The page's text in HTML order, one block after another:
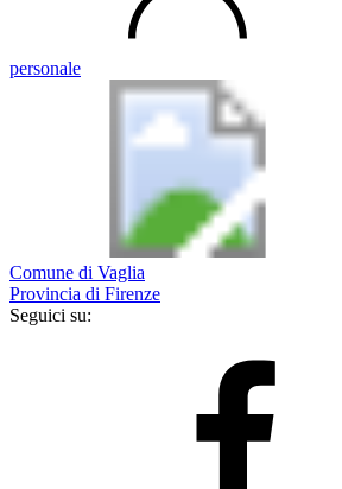
personale
Comune di Vaglia
Provincia di Firenze
Seguici su: